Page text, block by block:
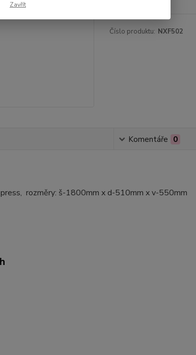
Číslo produktu: NXF502
Komentáře 0
rozměry: š-1800mm x d-510mm x v-550mm
Zavřít